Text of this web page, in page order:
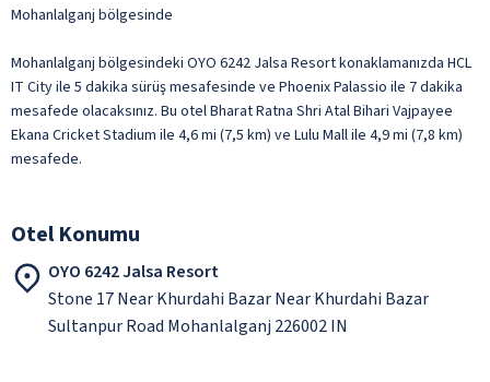
Mohanlalganj bölgesinde
Mohanlalganj bölgesindeki OYO 6242 Jalsa Resort konaklamanızda HCL
IT City ile 5 dakika sürüş mesafesinde ve Phoenix Palassio ile 7 dakika
mesafede olacaksınız. Bu otel Bharat Ratna Shri Atal Bihari Vajpayee
Ekana Cricket Stadium ile 4,6 mi (7,5 km) ve Lulu Mall ile 4,9 mi (7,8 km)
mesafede.
Otel Konumu
OYO 6242 Jalsa Resort
Stone 17 Near Khurdahi Bazar Near Khurdahi Bazar
Sultanpur Road Mohanlalganj 226002 IN